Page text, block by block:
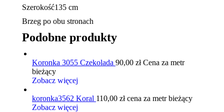
Szerokość135 cm
Brzeg po obu stronach
Podobne produkty
Koronka 3055 Czekolada 90,00 złCena za metr
bieżący
Zobacz więcej
koronka3562 Koral 110,00 złcena za metr bieżący
Zobacz więcej